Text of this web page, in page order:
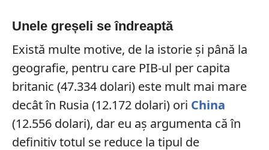
Unele greșeli se îndreaptă
Există multe motive, de la istorie și până la
geografie, pentru care PIB-ul per capita
britanic (47.334 dolari) este mult mai mare
decât în Rusia (12.172 dolari) ori China
(12.556 dolari), dar eu aș argumenta că în
definitiv totul se reduce la tipul de